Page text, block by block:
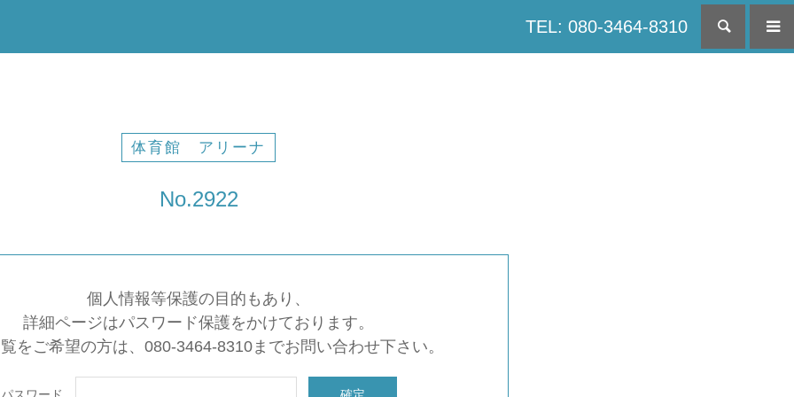
TEL: 080-3464-8310 検索
体育館 アリーナ
No.2922
個人情報等保護の目的もあり、
詳細ページはパスワード保護をかけております。
をご希望の方は、080-3464-8310までお問い合わせ下さい。